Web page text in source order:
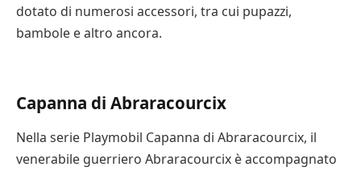
dotato di numerosi accessori, tra cui pupazzi,
bambole e altro ancora.
Capanna di Abraracourcix
Nella serie Playmobil Capanna di Abraracourcix, il
venerabile guerriero Abraracourcix è accompagnato